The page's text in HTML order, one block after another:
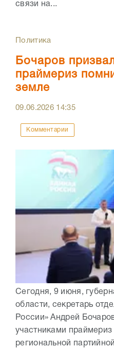
связи на...
Политика
Бочаров
праймериз
земле
09.06.2026 14:35
Комментарии
Сегодня, 9 июня,
области, секретарь
России» Андрей
участниками
региональной